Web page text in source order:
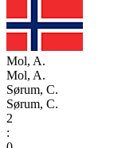
Mol, A.
Mol, A.
Sørum, C.
Sørum, C.
2
: